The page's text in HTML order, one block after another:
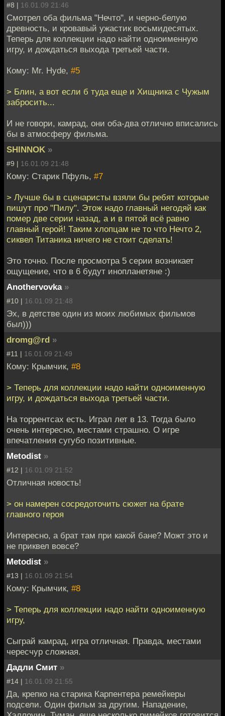
#8 | 16.01.09 21:46
Смотрел оба фильма "Нечто", и черно-белую
древность, и кровавый ужастик восьмидесятых.
Теперь для коллекции надо найти одноименную
игру, и дождаться выхода третьей части.
Кому: Mr. Hyde, #5
> Блин, а вот если б туда еще и Хищника с Чужым
забросить...
И не говори, камрад, они оба-два отлично вписались
бы в атмосферу фильма.
SHINNOK »
#9 | 16.01.09 21:48
Кому: Старик Пфуль, #7
> Лучше бы в сценаристы взяли бы ребят которые
пишут про "Пилу". Этож надо главный негодяй как
помер две серии назад, а и в пятой всё равно
главный герой! Таким хлопцам не то что Нечто 2,
сиквел Титаника ничего не стоит сделать!
Это точно. После просмотра 5 серии возникает
ощущение, что в 6 будут инопланетяне :)
Anothervovka »
#10 | 16.01.09 21:48
Эх, в детстве один из моих любимых фильмов
был)))
dromg@rd »
#11 | 16.01.09 21:49
Кому: Крымчик, #8
> Теперь для коллекции надо найти одноименную
игру, и дождаться выхода третьей части.
На торрентсах есть. Играл лет в 13. Тогда было
очень интересно, местами страшно. О игре
впечатления сугубо позитивные.
Metodist »
#12 | 16.01.09 21:52
Отличная новость!
> он намерен сосредоточить сюжет на брате
главного героя
Интересно, а брат там при какой бане? Можт это и
не приквел вовсе?
Metodist »
#13 | 16.01.09 21:54
Кому: Крымчик, #8
> Теперь для коллекции надо найти одноименную
игру,
Сыграй камрад, игра отличная. Правда, местами
чересчур сложная.
Дадли Смит »
#14 | 16.01.09 21:55
Да, крепко на старика Карпентера ремейкеры
подсели. Один фильм за другим. Нападение,